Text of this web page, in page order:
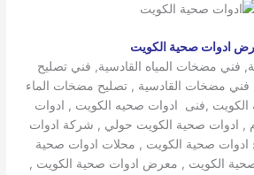
ادوات صحية الكويت
فني مضخات المياه القادسية, فني تصليح
مضخات القادسية , تصليح مضخات الماء
الكويت ,فنى ادوات صحيه الكويت , ادوات
, ادوات صحية الكويت حولي , شركة ادوات
ادوات صحية الكويت , محلات ادوات صحية
الكويت , معرض ادوات صحية الكويت ,